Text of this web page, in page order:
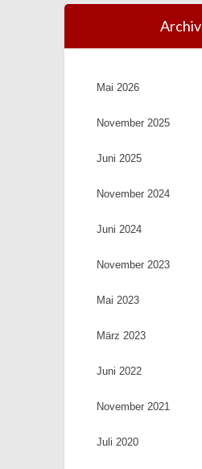
Archiv
Mai 2026
November 2025
Juni 2025
November 2024
Juni 2024
November 2023
Mai 2023
März 2023
Juni 2022
November 2021
Juli 2020